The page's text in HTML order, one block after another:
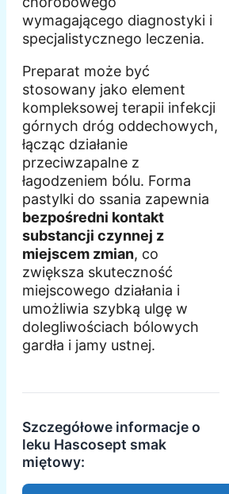
wymagającego diagnostyki i
specjalistycznego leczenia.
Preparat może być
stosowany jako element
kompleksowej terapii infekcji
górnych dróg oddechowych,
łącząc działanie
przeciwzapalne z
łagodzeniem bólu. Forma
pastylki do ssania zapewnia
bezpośredni kontakt
substancji czynnej z
miejscem zmian, co
zwiększa skuteczność
miejscowego działania i
umożliwia szybką ulgę w
dolegliwościach bólowych
gardła i jamy ustnej.
Szczegółowe informacje o
leku Hascosept smak
miętowy: